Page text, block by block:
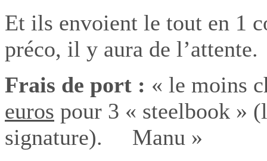
Et ils envoient le tout en 1
préco, il y aura de
Frais de port : « le moins
euros pour 3 « steelbook »
signature). Manu »